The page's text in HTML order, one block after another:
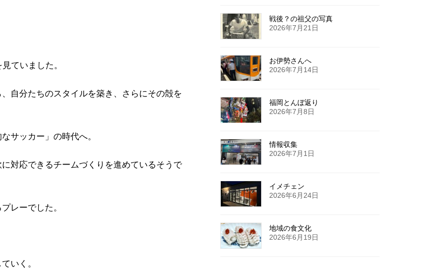
ていました。
自分たちのスタイルを築き、さらにその殻を
サッカー」の時代へ。
対応できるチームづくりを進めているそうで
レーでした。
いく。
戦後？の祖父の写真
2026年7月21日
お伊勢さんへ
2026年7月14日
福岡とんぼ返り
2026年7月8日
情報収集
2026年7月1日
イメチェン
2026年6月24日
地域の食文化
2026年6月19日